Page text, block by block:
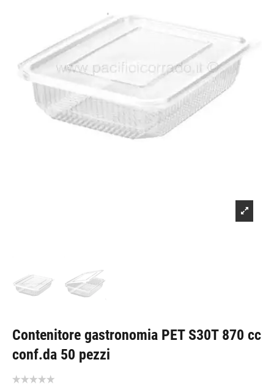
Contenitore gastronomia PET S30T 870 cc
conf.da 50 pezzi